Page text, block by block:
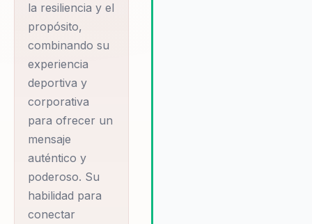
significativa en el
mundo del liderazgo
y la resiliencia. Su
historia personal es
un testimonio de
superación:
sobreviviente de
cáncer desde los dos
meses de vida y tras
la amputación de su
brazo izquierdo,
la resiliencia y el
propósito,
combinando su
experiencia
deportiva y
corporativa
para ofrecer un
mensaje
auténtico y
poderoso. Su
habilidad para
conectar